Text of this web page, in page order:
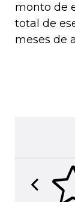
monto de
total de
meses de